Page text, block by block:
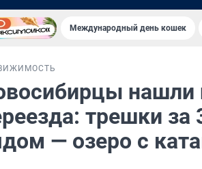
Международный день кошек
трешки за
— озеро с